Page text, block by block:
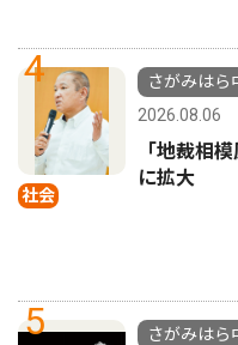
4
社会
さがみはら
2026.08.06
「地裁相
に拡大
5
さがみはら